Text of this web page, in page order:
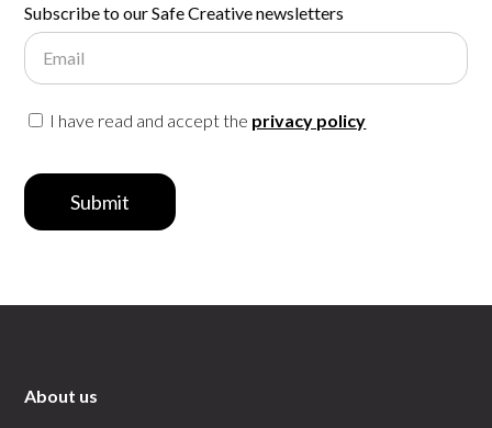
Subscribe to our Safe Creative newsletters
Email
I have read and accept the privacy policy
Submit
About us